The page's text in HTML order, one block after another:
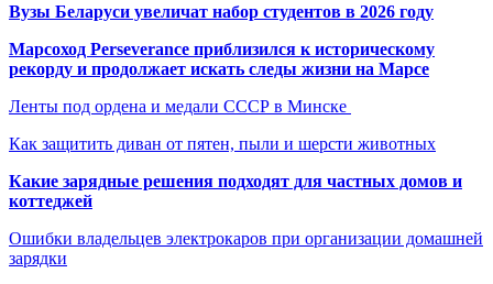
Вузы Беларуси увеличат набор студентов в 2026 году
Марсоход Perseverance приблизился к историческому
рекорду и продолжает искать следы жизни на Марсе
Ленты под ордена и медали СССР в Минске
Как защитить диван от пятен, пыли и шерсти животных
Какие зарядные решения подходят для частных домов и
коттеджей
Ошибки владельцев электрокаров при организации домашней
зарядки